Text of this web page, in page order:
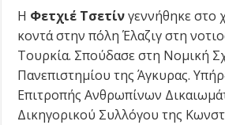
Η Φετχιέ Τσετίνγεννήθηκε στο
κοντά στην πόλη Έλαζιγ στη
Τουρκία. Σπούδασε στη Νομική
Πανεπιστημίου της Άγκυρας.
Επιτροπής Ανθρωπίνων
Δικηγορικού Συλλόγου της